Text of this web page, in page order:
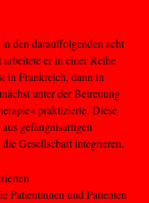
den darauffolgenden acht
er in einer Reihe
in Frankreich, dann in
unter der Betreuung
praktizierte. Diese
gefängnisartigen
Gesellschaft integrieren.
Patientinnen und Patienten